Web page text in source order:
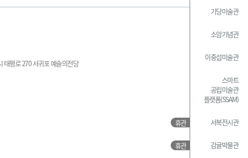
태평로 270 서귀포 예술의전당
기당미술관
소암기념관
이중섭미술관
스마트
공립미술관
플랫폼(SSAM)
서복전시관
감귤박물관